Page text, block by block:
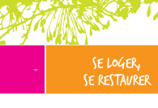
SE LOGER,
SE RESTAURER